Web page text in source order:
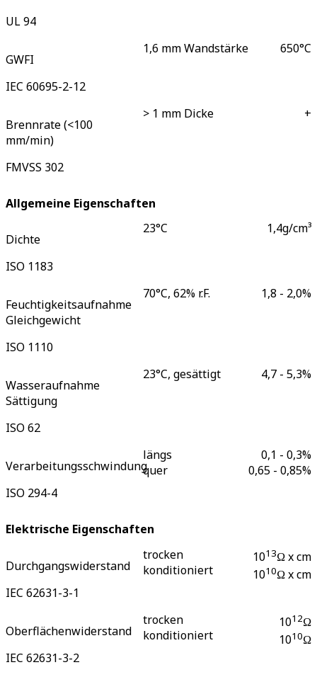
UL 94
GWFI
IEC 60695-2-12
1,6 mm Wandstärke 650°C
Brennrate (<100
mm/min)
FMVSS 302
> 1 mm Dicke +
Allgemeine Eigenschaften
Dichte
ISO 1183
23°C 1,4g/cm³
Feuchtigkeitsaufnahme
Gleichgewicht
ISO 1110
70°C, 62% r.F. 1,8 - 2,0%
Wasseraufnahme
Sättigung
ISO 62
23°C, gesättigt 4,7 - 5,3%
Verarbeitungsschwindung
ISO 294-4
längs
quer
0,1 - 0,3%
0,65 - 0,85%
Elektrische Eigenschaften
Durchgangswiderstand
IEC 62631-3-1
trocken
konditioniert
1013Ω x cm
1010Ω x cm
Oberflächenwiderstand
IEC 62631-3-2
trocken
konditioniert
1012Ω
1010Ω